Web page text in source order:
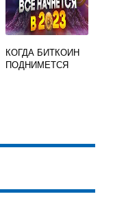
КОГДА БИТКОИН
ПОДНИМЕТСЯ